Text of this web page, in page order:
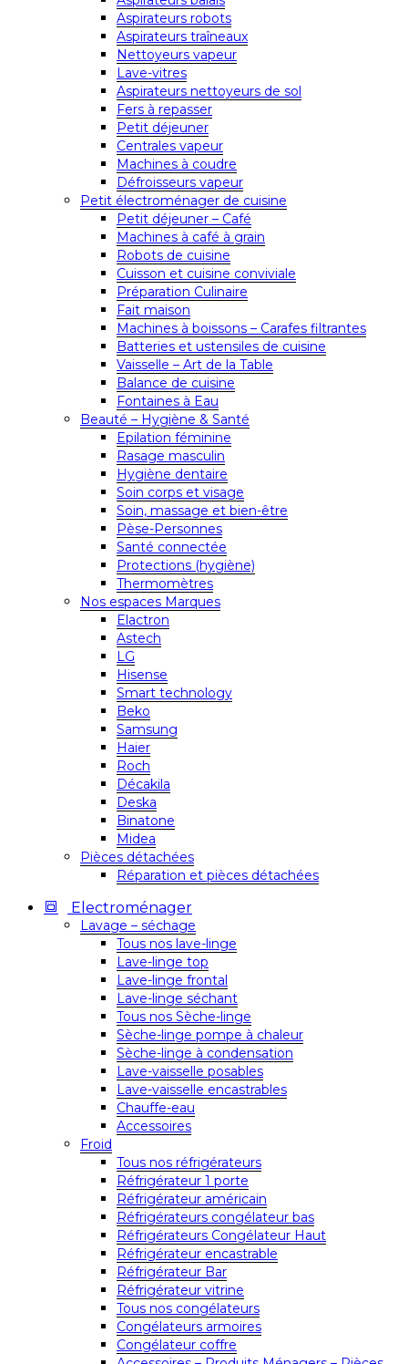
Aspirateurs robots
Aspirateurs traîneaux
Nettoyeurs vapeur
Lave-vitres
Aspirateurs nettoyeurs de sol
Fers à repasser
Petit déjeuner
Centrales vapeur
Machines à coudre
Défroisseurs vapeur
Petit électroménager de cuisine
Petit déjeuner – Café
Machines à café à grain
Robots de cuisine
Cuisson et cuisine conviviale
Préparation Culinaire
Fait maison
Machines à boissons – Carafes filtrantes
Batteries et ustensiles de cuisine
Vaisselle – Art de la Table
Balance de cuisine
Fontaines à Eau
Beauté – Hygiène & Santé
Epilation féminine
Rasage masculin
Hygiène dentaire
Soin corps et visage
Soin, massage et bien-être
Pèse-Personnes
Santé connectée
Protections (hygiène)
Thermomètres
Nos espaces Marques
Elactron
Astech
LG
Hisense
Smart technology
Beko
Samsung
Haier
Roch
Décakila
Deska
Binatone
Midea
Pièces détachées
Réparation et pièces détachées
Electroménager
Lavage – séchage
Tous nos lave-linge
Lave-linge top
Lave-linge frontal
Lave-linge séchant
Tous nos Sèche-linge
Sèche-linge pompe à chaleur
Sèche-linge à condensation
Lave-vaisselle posables
Lave-vaisselle encastrables
Chauffe-eau
Accessoires
Froid
Tous nos réfrigérateurs
Réfrigérateur 1 porte
Réfrigérateur américain
Réfrigérateurs congélateur bas
Réfrigérateurs Congélateur Haut
Réfrigérateur encastrable
Réfrigérateur Bar
Réfrigérateur vitrine
Tous nos congélateurs
Congélateurs armoires
Congélateur coffre